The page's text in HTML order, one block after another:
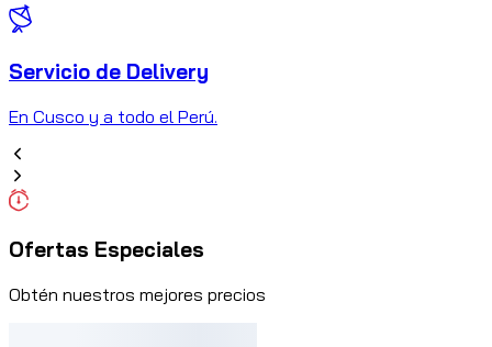
Servicio de Delivery
En Cusco y a todo el Perú.
Ofertas Especiales
Obtén nuestros mejores precios